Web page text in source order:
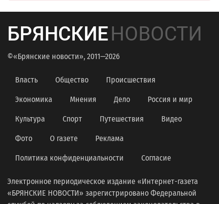
БРЯНСКИЕНОВОСТИ
©«Брянские новости», 2011—2026
Власть Общество Происшествия
Экономика Мнения Дело Россия и мир
Культура Спорт Путешествия Видео
Фото О газете Реклама
Политика конфиденциальности Согласие
Электронное периодическое издание «Интернет-газета
«БРЯНСКИЕ НОВОСТИ» зарегистрировано Федеральной